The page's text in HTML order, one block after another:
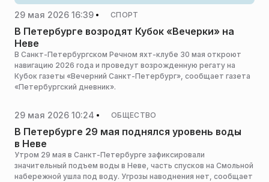
29 мая 2026 16:39 СПОРТ
В Петербурге возродят Кубок «Вечерки» на
Неве
В Санкт-Петербургском Речном яхт-клубе 30 мая откроют
навигацию 2026 года и проведут возрожденную регату на
Кубок газеты «Вечерний Санкт-Петербург», сообщает газета
«Петербургский дневник».
29 мая 2026 10:24 ОБЩЕСТВО
В Петербурге 29 мая поднялся уровень воды
в Неве
Утром 29 мая в Санкт-Петербурге зафиксировали
значительный подъем воды в Неве, часть спусков на Смольной
набережной ушла под воду. Угрозы наводнения нет, сообщает